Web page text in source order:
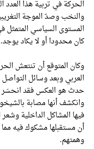
الحركة في تربية هذا
والنخب وصدّ الموجة
المستوى السياسي المتمثل
كان محدودا أو لا يكاد يوجد.
وكان المتوقع أن تنتعش
العربي وبعد وسائل
حدث هو العكس فقد انحسَر
وانكشف أنها مصابة
فيها المشاكل الداخلية وشعر
أن مستقبلها مشكوك فيه مما
وهمتهم.